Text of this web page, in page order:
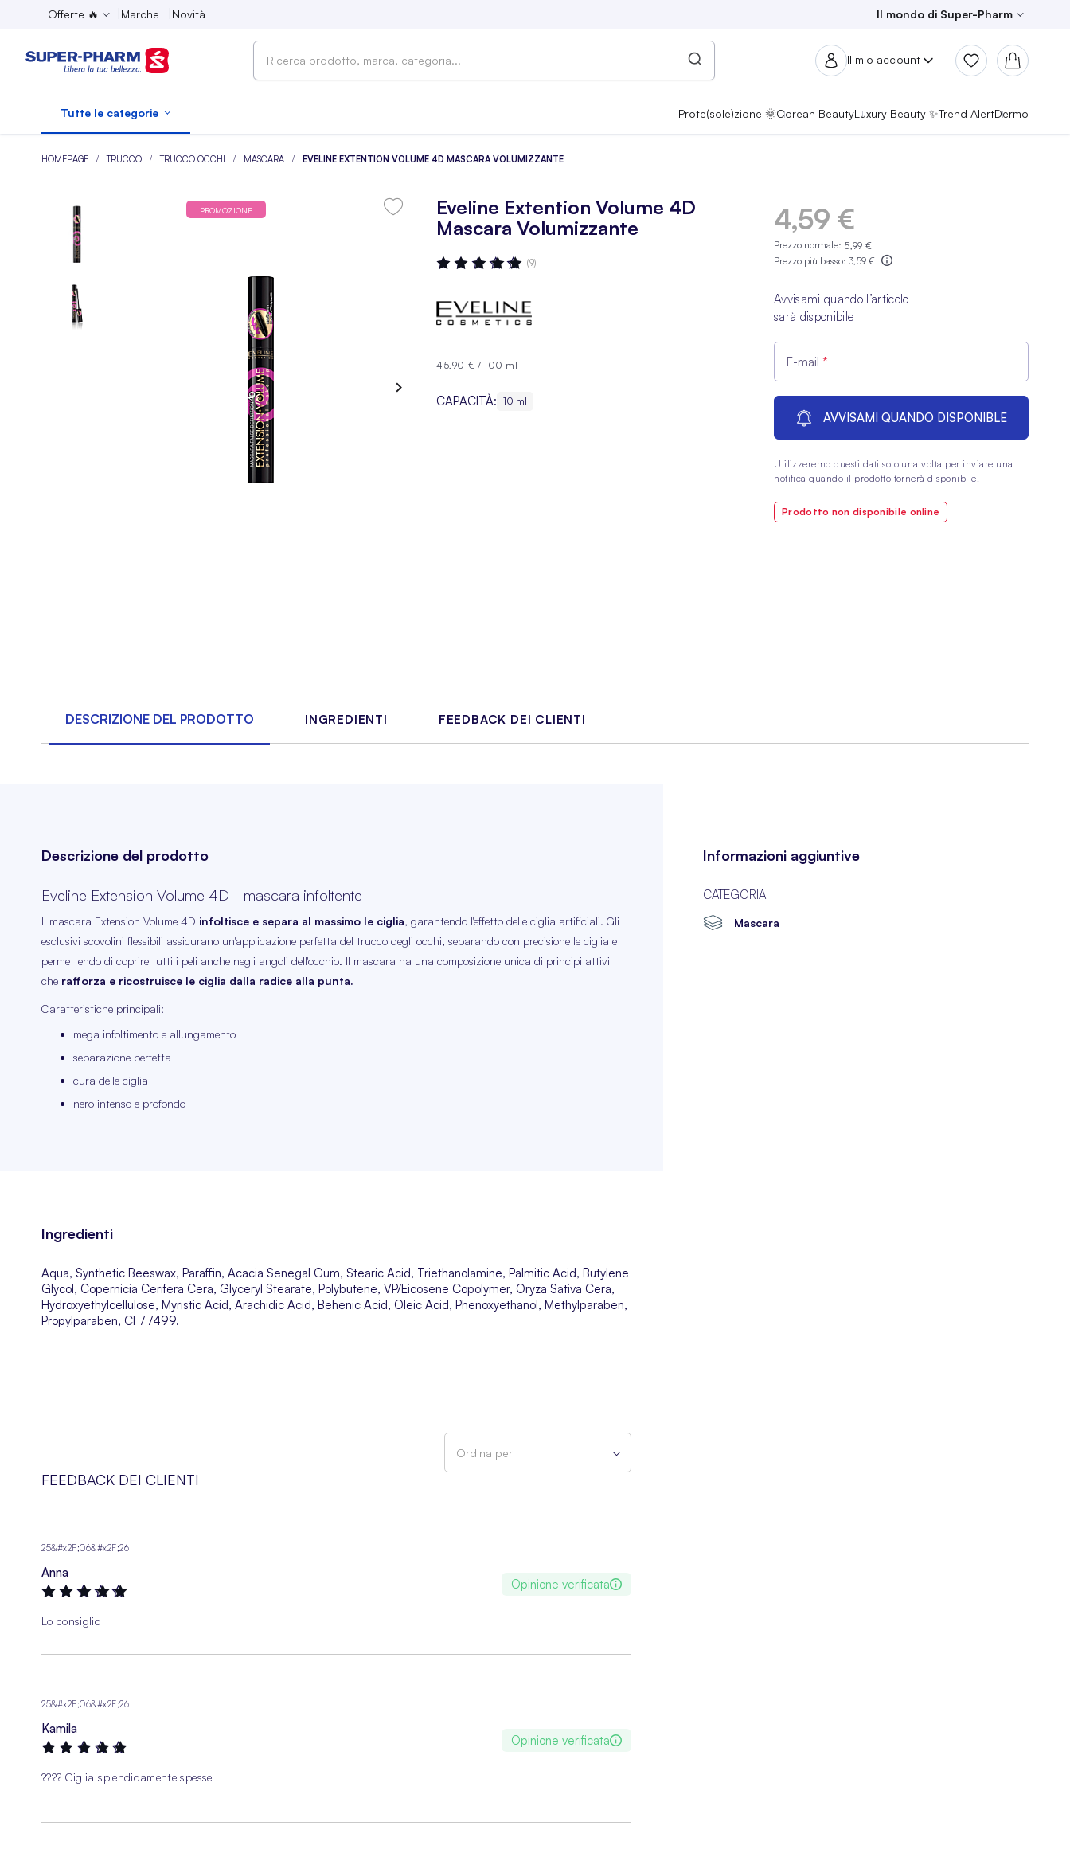
Offerte 🔥 Marche Novità Il mondo di Super-Pharm
Il mio account
Tutte le categorie Prote(sole)zione 🌞Corean BeautyLuxury Beauty ✨Trend AlertDermo
HOMEPAGE TRUCCO TRUCCO OCCHI MASCARA EVELINE EXTENTION VOLUME 4D MASCARA VOLUMIZZANTE
PROMOZIONE
Eveline Extention Volume 4D
Mascara Volumizzante
Valutazione: (9)
45,90 € /100 ml
CAPACITÀ: 10 ml
4,59 €
Prezzo normale: 5,99 €
Prezzo più basso:3,59 €
Avvisami quando l’articolo
sarà disponibile
E-mail
AVVISAMI QUANDO DISPONIBLE
Utilizzeremo questi dati solo una volta per inviare una
notifica quando il prodotto tornerà disponibile.
Prodotto non disponibile online
DESCRIZIONE DEL PRODOTTO INGREDIENTI FEEDBACK DEI CLIENTI
Descrizione del prodotto
Eveline Extension Volume 4D - mascara infoltente
Il mascara Extension Volume 4D infoltisce e separa al massimo le ciglia, garantendo l'effetto delle ciglia artificiali. Gli
esclusivi scovolini flessibili assicurano un'applicazione perfetta del trucco degli occhi, separando con precisione le ciglia e
permettendo di coprire tutti i peli anche negli angoli dell'occhio. Il mascara ha una composizione unica di principi attivi
che rafforza e ricostruisce le ciglia dalla radice alla punta.
Caratteristiche principali:
mega infoltimento e allungamento
separazione perfetta
cura delle ciglia
nero intenso e profondo
Informazioni aggiuntive
CATEGORIA
Mascara
Ingredienti
Aqua, Synthetic Beeswax, Paraffin, Acacia Senegal Gum, Stearic Acid, Triethanolamine, Palmitic Acid, Butylene
Glycol, Copernicia Cerifera Cera, Glyceryl Stearate, Polybutene, VP/Eicosene Copolymer, Oryza Sativa Cera,
Hydroxyethylcellulose, Myristic Acid, Arachidic Acid, Behenic Acid, Oleic Acid, Phenoxyethanol, Methylparaben,
Propylparaben, CI 77499.
FEEDBACK DEI CLIENTI
Ordina per
25&#x2F;06&#x2F;26
Anna
Opinione verificata
Lo consiglio
25&#x2F;06&#x2F;26
Kamila
Opinione verificata
???? Ciglia splendidamente spesse